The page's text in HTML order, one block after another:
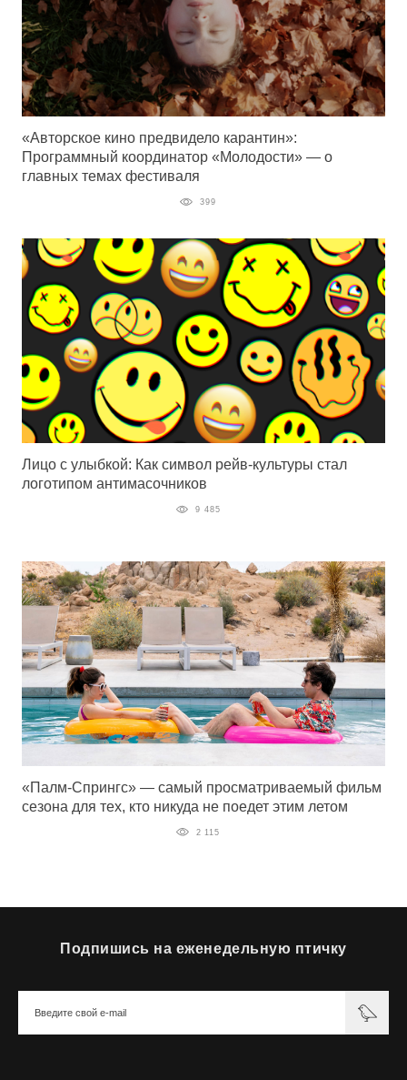
«Авторское кино предвидело карантин»:
Программный координатор «Молодости» — о
главных темах фестиваля
399
Лицо с улыбкой: Как символ рейв-культуры стал
логотипом антимасочников
9 485
«Палм-Спрингс» — самый просматриваемый фильм
сезона для тех, кто никуда не поедет этим летом
2 115
Подпишись на еженедельную птичку